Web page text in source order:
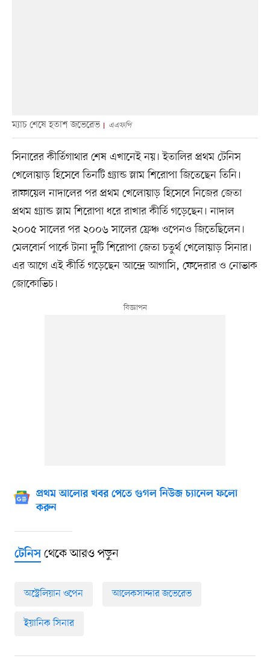
ম্যাচ শেষে হতাশ জভেরেভ এএফপি
সিনারের কীর্তিগাথার শেষ এখানেই নয়। ইতালির প্রথম টেনিস
খেলোয়াড় হিসেবে তিনটি গ্র্যান্ড স্লাম শিরোপা জিতেছেন তিনি।
রাফায়েল নাদালের পর প্রথম খেলোয়াড় হিসেবে নিজের জেতা
প্রথম গ্র্যান্ড স্লাম শিরোপা ধরে রাখার কীর্তি গড়েছেন। নাদাল
২০০৫ সালের পর ২০০৬ সালের ফ্রেঞ্চ ওপেনও জিতেছিলেন।
মেলবোর্ন পার্কে টানা দুটি শিরোপা জেতা চতুর্থ খেলোয়াড় সিনার।
এর আগে এই কীর্তি গড়েছেন আন্দ্রে আগাসি, ফেদেরার ও নোভাক
জোকোভিচ।
প্রথম আলোর খবর পেতে গুগল নিউজ চ্যানেল ফলো
করুন
টেনিসথেকে আরও পড়ুন
অস্ট্রেলিয়ান ওপেন আলেকসান্দার জভেরেভ
ইয়ানিক সিনার